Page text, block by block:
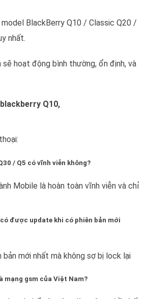
BlackBerry Q10 / Classic Q20 /
nhất.
sẽ hoạt động bình thường, ổn định, và
/ Q5 có vĩnh viễn không?
Mobile là hoàn toàn vĩnh viễn và chỉ
được update khi có phiên bản mới
mới nhất mà không sợ bị lock lại
mạng gsm của Việt Nam?